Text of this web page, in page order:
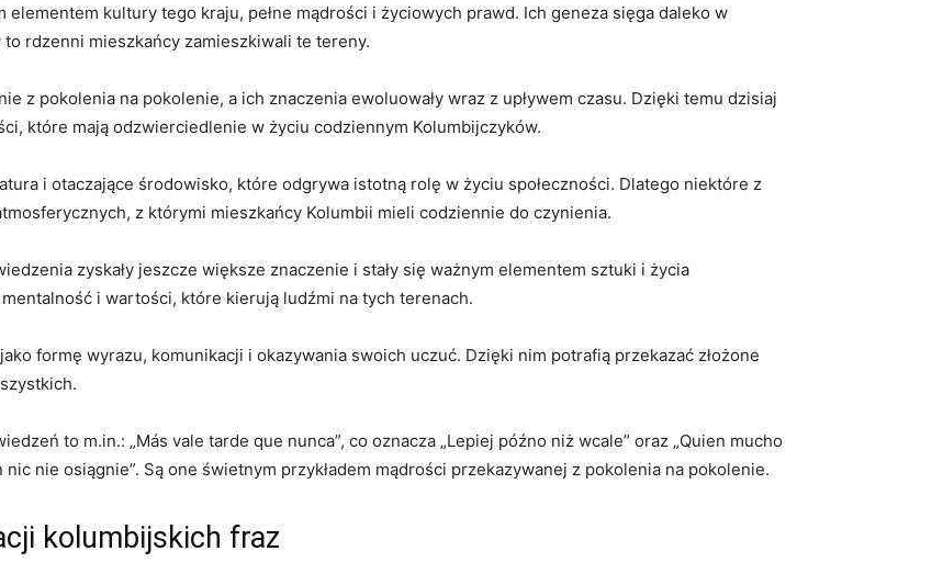
kultury tego kraju, pełne mądrości ‌i życiowych‌ prawd. Ich geneza sięga daleko‌ w‍
rdzenni mieszkańcy ‍zamieszkiwali‍ te tereny.
⁤z pokolenia na⁤ pokolenie, a ich ‌znaczenia⁢ ewoluowały⁤ wraz z upływem⁤ czasu. ⁤Dzięki temu dzisiaj
które mają odzwierciedlenie w życiu codziennym Kolumbijczyków.
i otaczające środowisko, które ⁣odgrywa istotną ‌rolę w życiu społeczności. Dlatego ​niektóre z
z którymi mieszkańcy Kolumbii mieli codziennie⁣ do czynienia.
zyskały ​jeszcze większe‍ znaczenie‍ i stały się ważnym elementem ‌sztuki i życia‍
i ⁢wartości, które kierują ludźmi ⁢na ⁣tych‌ terenach.
formę⁣ wyrazu, komunikacji i okazywania swoich uczuć. Dzięki ‍nim potrafią przekazać złożone
to m.in.: „Más vale ​tarde⁢ que​ nunca”, co oznacza⁢ „Lepiej późno⁤ niż wcale” oraz „Quien ‌mucho
nie‌ osiągnie”. Są one świetnym ‍przykładem mądrości przekazywanej‍ z⁣ pokolenia na pokolenie.
kolumbijskich ‌fraz